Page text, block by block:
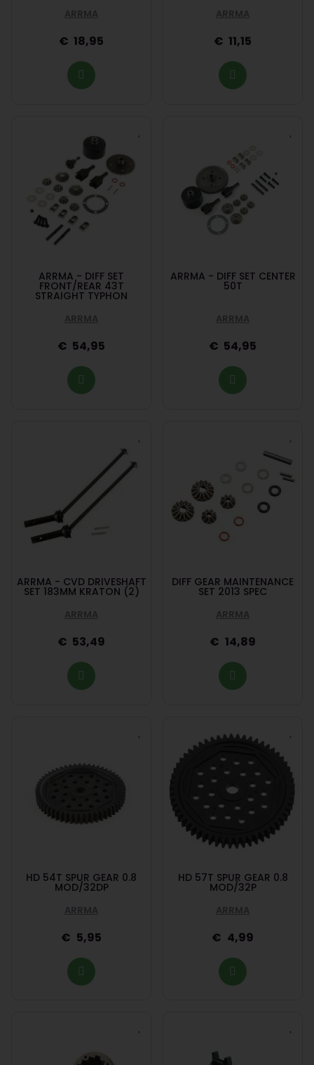
ARRMA
18,95
ARRMA
11,15
ARRMA - DIFF SET
FRONT/REAR 43T
STRAIGHT TYPHON
ARRMA
54,95
ARRMA - DIFF SET CENTER
50T
ARRMA
54,95
ARRMA - CVD DRIVESHAFT
SET 183MM KRATON (2)
ARRMA
53,49
DIFF GEAR MAINTENANCE
SET 2013 SPEC
ARRMA
14,89
HD 54T SPUR GEAR 0.8
MOD/32DP
ARRMA
5,95
HD 57T SPUR GEAR 0.8
MOD/32P
ARRMA
4,99